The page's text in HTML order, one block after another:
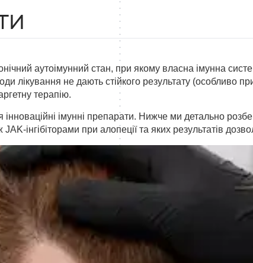
алопеції
аутоімунний стан, при якому власна імунна
лікування не дають стійкого результату (особливо
терапію.
інноваційні імунні препарати. Нижче ми детально
інгібіторами при алопеції та яких результатів